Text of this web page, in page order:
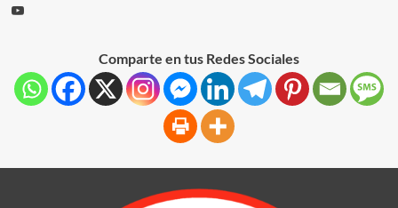
Comparte en tus Redes Sociales